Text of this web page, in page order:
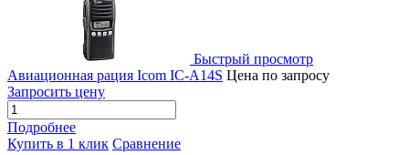
Быстрый просмотр
Авиационная рация Icom IC-A14S Цена по запросу
Запросить цену
Подробнее
Купить в 1 клик Сравнение